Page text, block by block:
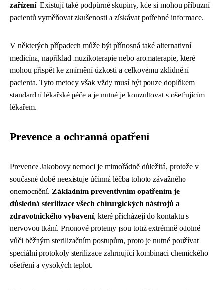
zařízení. Existují také podpůrné skupiny, kde si mohou příbuzní
pacientů vyměňovat zkušenosti a získávat potřebné informace.
V některých případech může být přínosná také alternativní
medicína, například muzikoterapie nebo aromaterapie, které
mohou přispět ke zmírnění úzkosti a celkovému zklidnění
pacienta. Tyto metody však vždy musí být pouze doplňkem
standardní lékařské péče a je nutné je konzultovat s ošetřujícím
lékařem.
Prevence a ochranná opatření
Prevence Jakobovy nemoci je mimořádně důležitá, protože v
současné době neexistuje účinná léčba tohoto závažného
onemocnění. Základním preventivním opatřením je
důsledná sterilizace všech chirurgických nástrojů a
zdravotnického vybavení, které přicházejí do kontaktu s
nervovou tkání. Prionové proteiny jsou totiž extrémně odolné
vůči běžným sterilizačním postupům, proto je nutné používat
speciální protokoly sterilizace zahrnující kombinaci chemického
ošetření a vysokých teplot.